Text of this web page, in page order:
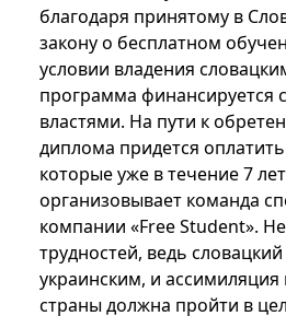
благодаря принятому в
закону о бесплатном
условии владения
программа финансируется
властями. На пути к
диплома придется
которые уже в течение 7
организовывает команда
компании «Free Student».
трудностей, ведь
украинским, и ассимиляция
страны должна пройти в